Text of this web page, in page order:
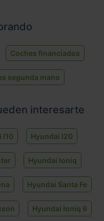
Coches financiados
segunda mano
interesarte
I10 Hyundai I20
Hyundai Ioniq
Hyundai Santa Fe
Hyundai Ioniq 6